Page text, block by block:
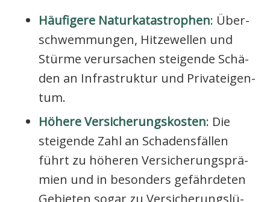
Häu­fi­ge­re Natur­ka­ta­stro­phen: Über­
schwem­mun­gen, Hit­ze­wel­len und
Stür­me ver­ur­sa­chen stei­gen­de Schä­
den an Infra­struk­tur und Pri­vat­ei­gen­
tum.
Höhe­re Ver­si­che­rungs­kos­ten: Die
stei­gen­de Zahl an Scha­dens­fäl­len
führt zu höhe­ren Ver­si­che­rungs­prä­
mi­en und in beson­ders gefähr­de­ten
Gebie­ten sogar zu Ver­si­che­rungs­lü­